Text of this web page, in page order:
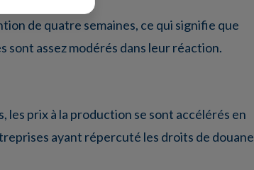
de quatre semaines, ce qui signifie que
sont assez modérés dans leur réaction.
les prix à la production se sont accélérés en
ayant répercuté les droits de douane